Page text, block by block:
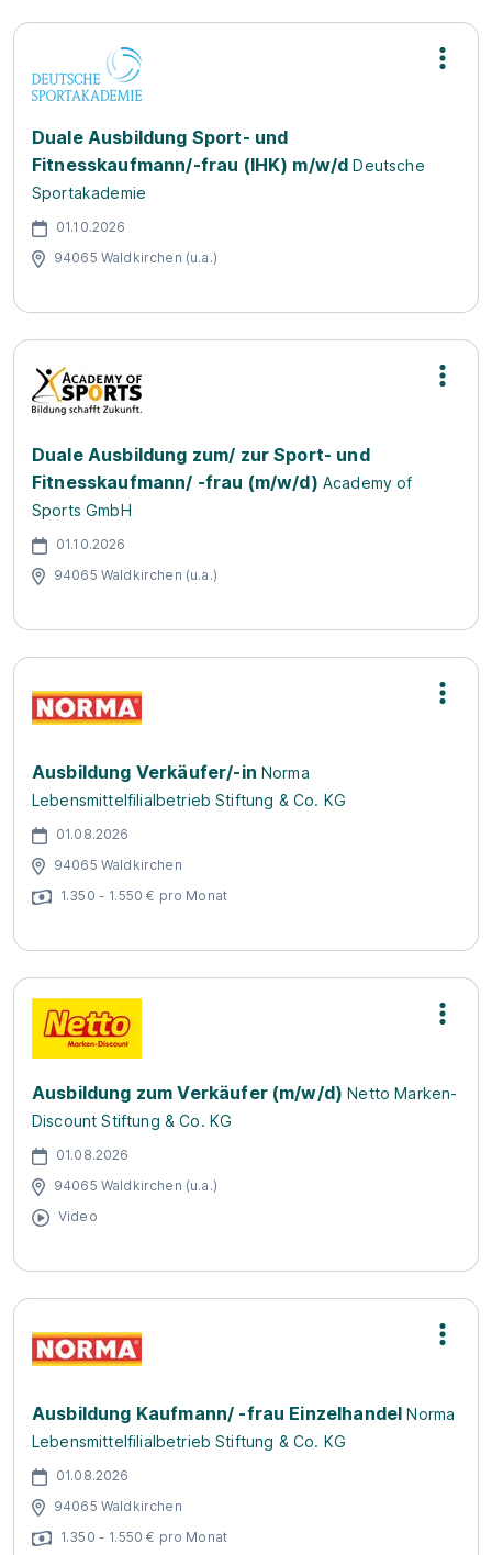
Duale Ausbildung Sport- und
Fitnesskaufmann/-frau (IHK) m/w/d Deutsche
Sportakademie
01.10.2026
94065 Waldkirchen (u.a.)
Duale Ausbildung zum/ zur Sport- und
Fitnesskaufmann/ -frau (m/w/d) Academy of
Sports GmbH
01.10.2026
94065 Waldkirchen (u.a.)
Ausbildung Verkäufer/-in Norma
Lebensmittelfilialbetrieb Stiftung & Co. KG
01.08.2026
94065 Waldkirchen
1.350 - 1.550 € pro Monat
Ausbildung zum Verkäufer (m/w/d) Netto Marken-
Discount Stiftung & Co. KG
01.08.2026
94065 Waldkirchen (u.a.)
Video
Ausbildung Kaufmann/ -frau Einzelhandel Norma
Lebensmittelfilialbetrieb Stiftung & Co. KG
01.08.2026
94065 Waldkirchen
1.350 - 1.550 € pro Monat